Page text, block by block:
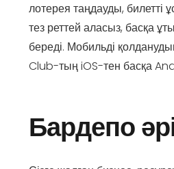
лотерея таңдауды,
тез реттей аласыз, басқа
береді. Мобильді
Club-тың iOS-тен басқа
Бардепо